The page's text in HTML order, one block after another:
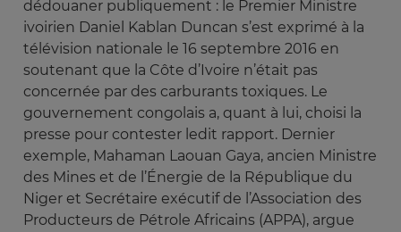
dédouaner publiquement : le Premier Ministre
ivoirien Daniel Kablan Duncan s’est exprimé à la
télévision nationale le 16 septembre 2016 en
soutenant que la Côte d’Ivoire n’était pas
concernée par des carburants toxiques. Le
gouvernement congolais a, quant à lui, choisi la
presse pour contester ledit rapport. Dernier
exemple, Mahaman Laouan Gaya, ancien Ministre
des Mines et de l’Énergie de la République du
Niger et Secrétaire exécutif de l’Association des
Producteurs de Pétrole Africains (APPA), argue